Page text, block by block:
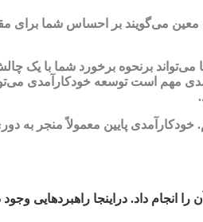
معین می‌گویند بر احساس شما برای
برنحوه برخورد شما با یک چالش
مهم است توسعه خودکارآمدی
پایین معمولاً منجر به
داد. دراینجا راهبردهایی وجود